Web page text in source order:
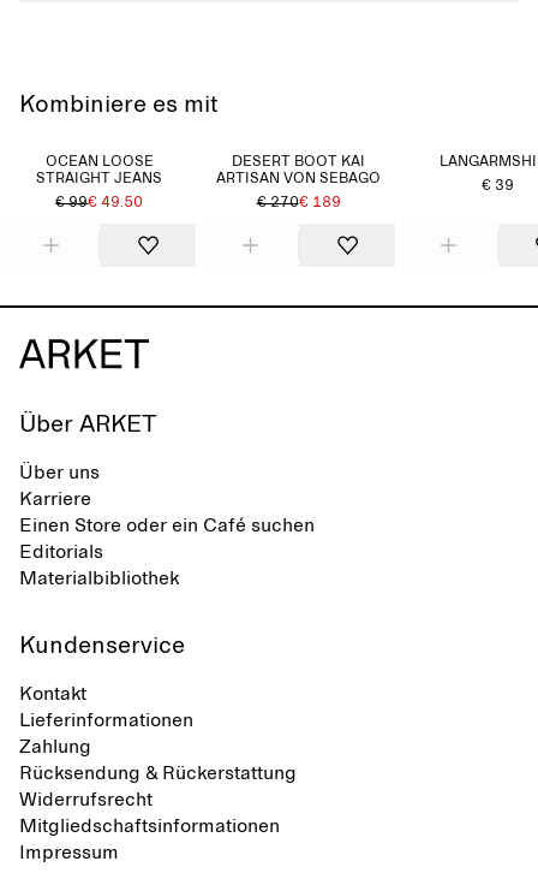
Kombiniere es mit
OCEAN LOOSE
STRAIGHT JEANS
€ 99€ 49.50
DESERT BOOT KAI
ARTISAN VON SEBAGO
€ 270€ 189
€ 39
Über ARKET
Über uns
Karriere
Einen Store oder ein Café suchen
Editorials
Materialbibliothek
Kundenservice
Kontakt
Lieferinformationen
Zahlung
Rücksendung & Rückerstattung
Widerrufsrecht
Mitgliedschaftsinformationen
Impressum